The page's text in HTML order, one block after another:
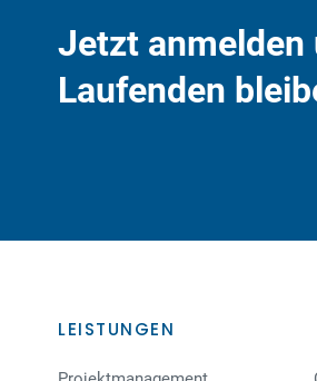
Jetzt anmelden
Laufenden
LEISTUNGEN